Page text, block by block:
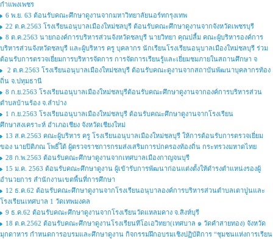
กำแพงเพชร
6 พ.ย. 63 ต้อนรับคณะศึกษาดูงานจากมหาวิทยาลัยนอร์ทกรุงเทพ
22 ต.ค.2563 โรงเรียนอนุบาลเมืองใหม่ชลบุรี ต้อนรับคณะศึกษาดูงานจากจังหวัดเพชรบุรี
8 ต.ค.2563 นายกองค์การบริหารส่วนจังหวัดชลบุรี นายวิทยา คุณปลื้ม คณะผู้บริหารองค์การ
บริหารส่วนจังหวัดชลบุรี และผู้บริหาร ครู บุคลากร นักเรียนโรงเรียนอนุบาลเมืองใหม่ชลบุรี ร่วม
ต้อนรับการตรวจเยี่ยมการบริหารจัดการ การจัดการเรียนรู้และเยี่ยมชมภายในสถานศึกษา จ
2 ต.ค.2563 โรงเรียนอนุบาลเมืองใหม่ชลบุรี ต้อนรับคณะดูงานจากสถาบันพัฒนาบุคลากรท้อง
ถิ่น จ.ปทุมธานี
8 ก.ย.2563 โรงเรียนอนุบาลเมืองใหม่ชลบุรีต้อนรับคณะศึกษาดูงานจากองค์การบริหารส่วน
ตำบลบ้านร้อง จ.ลำปาง
1 ก.ย.2563 โรงเรียนอนุบาลเมืองใหม่ชลบุรี ต้อนรับคณะศึกษาดูงานจากโรงเรียน
ศึกษาสงเคราะห์ อำเภอเชียง จังหวัดเชียงใหม่
13 ส.ค.2563 คณะผู้บริหาร ครู โรงเรียนอนุบาลเมืองใหม่ชลบุรี ให้การต้อนรับการตรวจเยี่ยม
ของ นายปิติภณ โพธิ์ใต้ ผู้ตรวจราชการกรมส่งเสริมการปกครองท้องถิ่น กระทรวงมหาดไทย
28 ก.พ.2563 ต้อนรับคณะศึกษาดูงานจากเทศบาลเมืองกาญจนบุรี
15 ม.ค. 2563 ต้อนรับคณะศึกษาดูงาน ผู้เข้ารับการพัฒนาก่อนแต่งตั้งให้ดำรงตำแหน่งรองผู้
อำนวยการ สำนักงานเขตพื้นที่การศึกษา
12 ธ.ค.62 ต้อนรับคณะศึกษาดูงานจากโรงเรียนอนุบาลองค์การบริหารส่วนตำบลเตาปูนและ
โรงเรียนเทศบาล 1 วัดเทพมงคล
9 ธ.ค.62 ต้อนรับคณะศึกษาดูงานจากโรงเรียนวัดแหลมคาง จ.สิงห์บุรี
18 ต.ค.2562 ต้อนรับคณะศึกษาดูงานโรงเรียนทีโอเอวิทยา(เทศบาล ๑ วัดคำสายทอง) จังหวัด
มุกดาหาร กำหนดการอบรมและศึกษาดูงาน กิจกรรมฝึกอบรมเชิงปฏิบัติการ “ชุมชนแห่งการเรียน